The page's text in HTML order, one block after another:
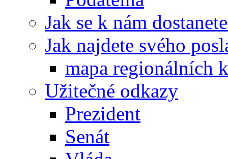
Jak se k nám
Jak najdete svého
mapa regionálních
Užitečné odkazy
Prezident
Senát